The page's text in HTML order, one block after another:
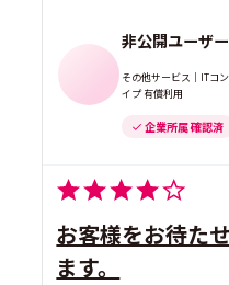
非公開ユーザー
その他サービス｜ITコ
イプ 有償利用
企業所属 確認済
お客様をお待た
ます。